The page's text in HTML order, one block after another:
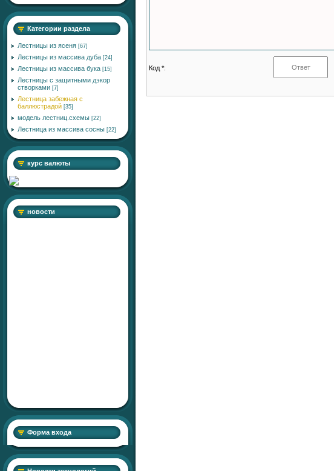
Категории раздела
Лестницы из ясеня [67]
Лестницы из массива дуба [24]
Лестницы из массива бука [15]
Лестницы с защитными дэкор
створками [7]
Лестница забежная с
баллюстрадой [35]
модель лестниц.схемы [22]
Лестница из массива сосны [22]
курс валюты
новости
Форма входа
Код *: